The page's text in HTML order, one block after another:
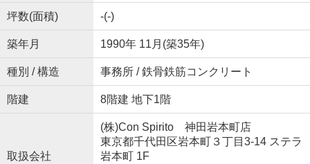
坪数(面積) -(-)
築年月 1990年 11月(築35年)
種別 / 構造 事務所 / 鉄骨鉄筋コンクリート
階建 8階建 地下1階
取扱会社
(株)Con Spirito 神田岩本町店
東京都千代田区岩本町３丁目3-14 ステラ
岩本町 1F